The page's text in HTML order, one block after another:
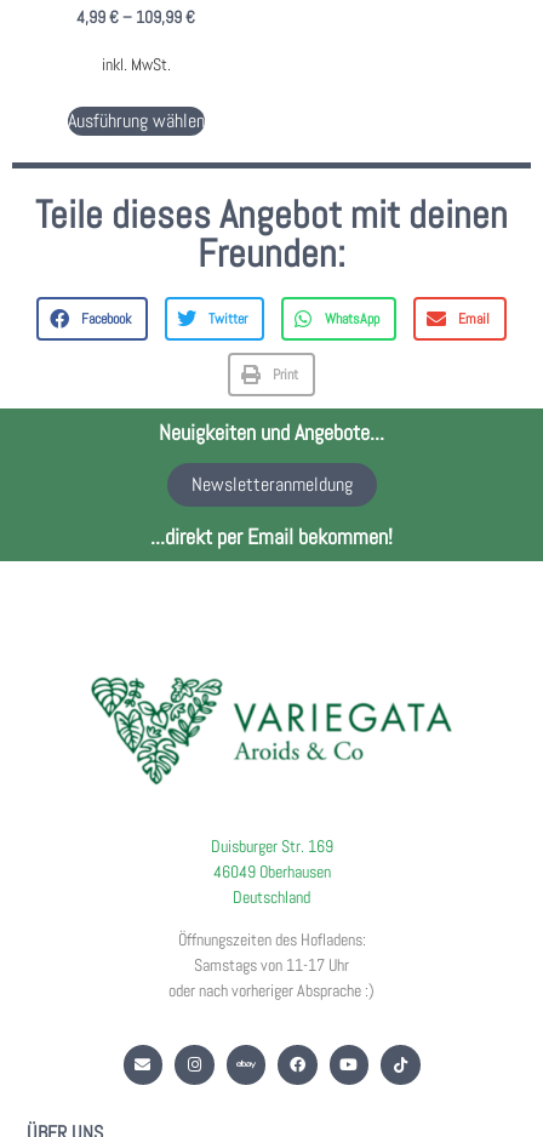
4,99€– 109,99€
inkl. MwSt.
Ausführung wählen
Teile dieses Angebot mit deinen
Freunden:
Facebook Twitter WhatsApp Email
Print
Neuigkeiten und Angebote...
Newsletteranmeldung
...direkt per Email bekommen!
Duisburger Str. 169
46049 Oberhausen
Deutschland
Öffnungszeiten des Hofladens:
Samstags von 11-17 Uhr
oder nach vorheriger Absprache :)